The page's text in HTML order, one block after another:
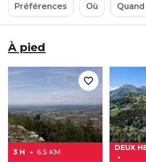
Préférences Où Quand
À pied
3 H 6.5 KM
favorite_border
DEUX